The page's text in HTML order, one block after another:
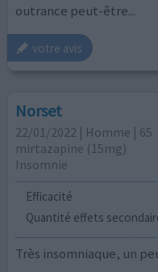
outrance peut-être...
votre avis
Norset
22/01/2022 | Homme | 65
mirtazapine (15mg)
Insomnie
Efficacité
Quantité effets
Très insomniaque, un